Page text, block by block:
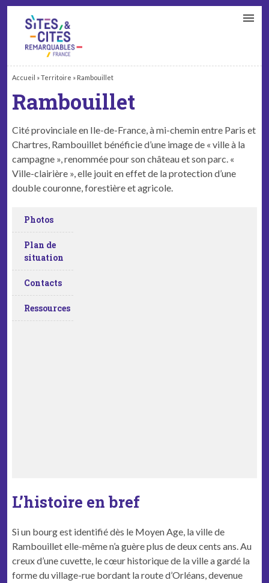
Accueil »Territoire » Rambouillet
Rambouillet
Cité provinciale en Ile-de-France, à mi-chemin entre Paris et
Chartres, Rambouillet bénéficie d’une image de « ville à la
campagne », renommée pour son château et son parc. «
Ville-clairière », elle jouit en effet de la protection d’une
double couronne, forestière et agricole.
Photos
Plan de
situation
Contacts
Ressources
L’histoire en bref
Si un bourg est identifié dès le Moyen Age, la ville de
Rambouillet elle-même n’a guère plus de deux cents ans. Au
creux d’une cuvette, le cœur historique de la ville a gardé la
forme du village-rue bordant la route d’Orléans, devenue